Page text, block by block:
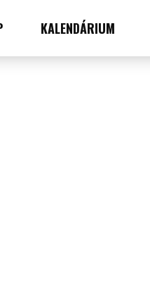
KALENDÁRIUM